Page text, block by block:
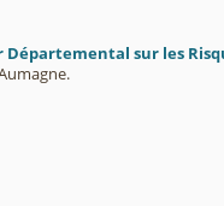
Départemental sur les